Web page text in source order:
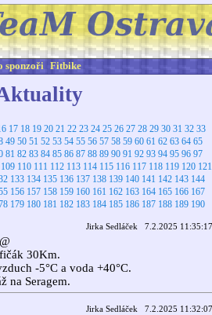
sponzoři Fitbike
17 18 19 20 21 22 23 24 25 26 27 28 29 30 31 32 33
49 50 51 52 53 54 55 56 57 58 59 60 61 62 63 64 65
81 82 83 84 85 86 87 88 89 90 91 92 93 94 95 96 97
109 110 111 112 113 114 115 116 117 118 119 120 121
133 134 135 136 137 138 139 140 141 142 143 144
156 157 158 159 160 161 162 163 164 165 166 167
179 180 181 182 183 184 185 186 187 188 189 190
Jirka Sedláček 7.2.2025 11:35:17
30Km.
-5°C a voda +40°C.
na Seragem.
Jirka Sedláček 7.2.2025 11:32:07